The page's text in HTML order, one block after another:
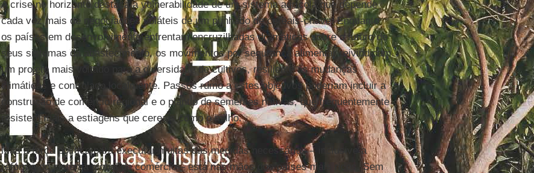
A crise no horizonte destaca a vulnerabilidade de um sistema agrícola que depende
cada vez mais de negociações voláteis de um punhado de cereais-chave. Enquanto
os países em desenvolvimento enfrentam encruzilhadas dramáticas sobre o futuro de
seus sistemas da abastecimento, os movimentos por segurança alimentar reivindicam
um projeto mais voltado para a diversidade de cultivos, resiliente às mudanças
climáticas e controlado localmente. Passos rumo a estes objetivos poderiam incluir a
construção de comércio regional e o plantio de sementes nativas, que frequentemente
resistem mais a estiagens que cereais como o milho.
Mas a força política para executar muitas das medidas necessárias – inclusive a
reforma do sistema global de comércio – está nas mãos dos países mais ricos. Sem